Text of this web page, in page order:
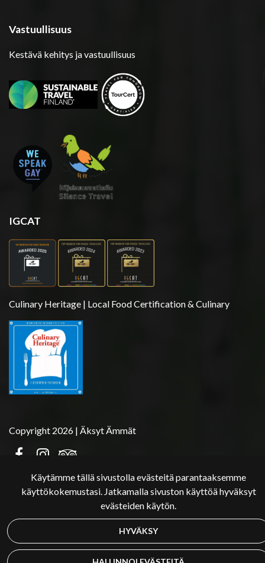
Käytämme tällä sivustolla evästeitä parantaaksemme
käyttökokemustasi. Jatkamalla sivuston käyttöä hyväksyt
evästeiden käytön.
HYVÄKSY
Vastuullisuus
Kestävä kehitys ja vastuullisuus
IGCAT
Culinary Heritage | Local Food Certification & Culinary
Copyright 2026 | Äksyt Ämmät